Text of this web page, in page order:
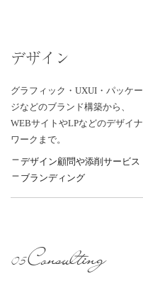
デザイン
グラフィック・UXUI・パッケー
ジなどのブランド構築から、
WEBサイトやLPなどのデザイナ
ワークまで。
デザイン顧問や添削サービス
ブランディング
05Consulting